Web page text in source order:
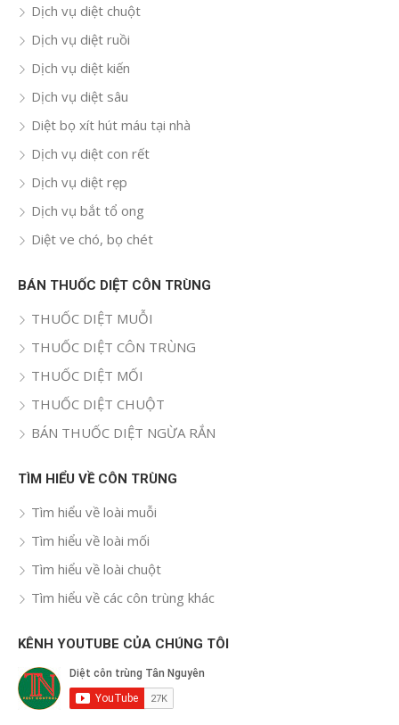
Dịch vụ diệt chuột
Dịch vụ diệt ruồi
Dịch vụ diệt kiến
Dịch vụ diệt sâu
Diệt bọ xít hút máu tại nhà
Dịch vụ diệt con rết
Dịch vụ diệt rẹp
Dịch vụ bắt tổ ong
Diệt ve chó, bọ chét
BÁN THUỐC DIỆT CÔN TRÙNG
THUỐC DIỆT MUỖI
THUỐC DIỆT CÔN TRÙNG
THUỐC DIỆT MỐI
THUỐC DIỆT CHUỘT
BÁN THUỐC DIỆT NGỪA RẮN
TÌM HIỂU VỀ CÔN TRÙNG
Tìm hiểu về loài muỗi
Tìm hiểu về loài mối
Tìm hiểu về loài chuột
Tìm hiểu về các côn trùng khác
KÊNH YOUTUBE CỦA CHÚNG TÔI